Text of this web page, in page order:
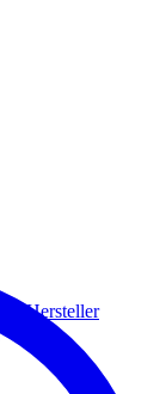
Hersteller